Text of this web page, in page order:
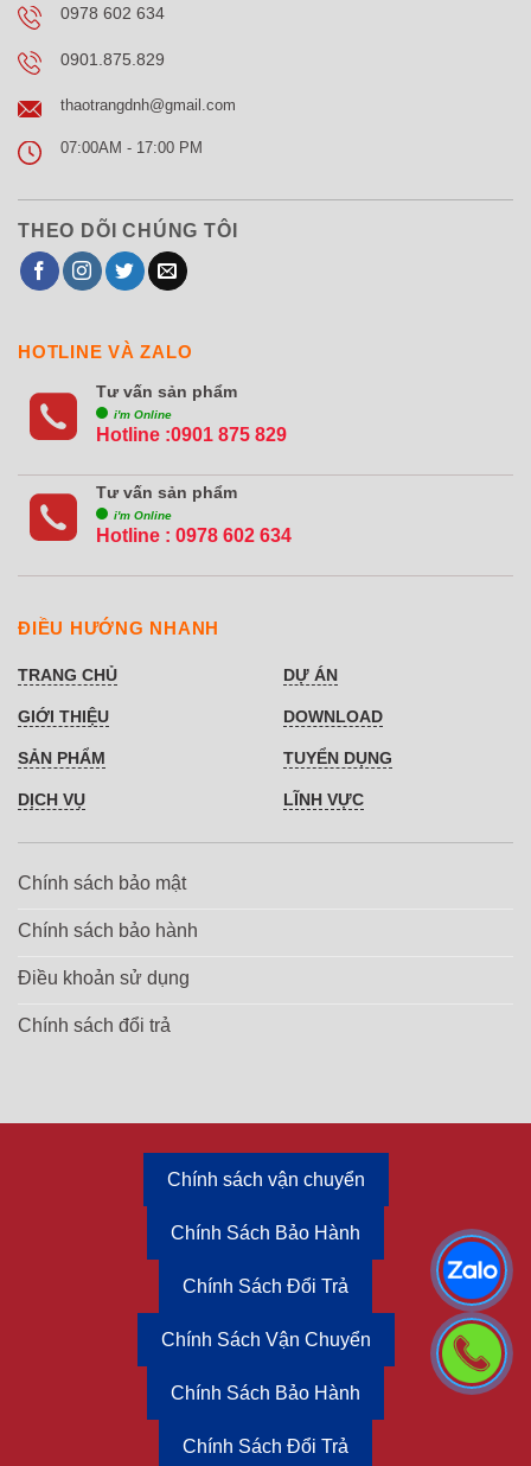
0978 602 634
0901.875.829
thaotrangdnh@gmail.com
07:00AM - 17:00 PM
THEO DÕI CHÚNG TÔI
HOTLINE VÀ ZALO
Tư vấn sản phẩm
i'm Online
Hotline :0901 875 829
Tư vấn sản phẩm
i'm Online
Hotline : 0978 602 634
ĐIỀU HƯỚNG NHANH
TRANG CHỦ
GIỚI THIỆU
SẢN PHẨM
DỊCH VỤ
DỰ ÁN
DOWNLOAD
TUYỂN DỤNG
LĨNH VỰC
Chính sách bảo mật
Chính sách bảo hành
Điều khoản sử dụng
Chính sách đổi trả
Chính sách vận chuyển
Chính Sách Bảo Hành
Chính Sách Đổi Trả
Chính Sách Vận Chuyển
Chính Sách Bảo Hành
Chính Sách Đổi Trả